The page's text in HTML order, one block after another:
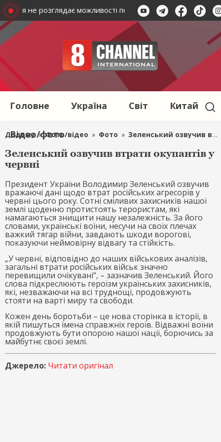
не розглядає можливості повернення Федорова
Головне Україна Світ Китай
Відео/фото
Додому » Фото/відео » Фото » Зеленський озвучив втрати окупантів у червні
Зеленський озвучив втрати окупантів у
червні
Президент України Володимир Зеленський озвучив
вражаючі дані щодо втрат російських агресорів у
червні цього року. Сотні сміливих захисників нашої
землі щоденно протистоять терористам, які
намагаються знищити нашу незалежність. За його
словами, українські воїни, несучи на своїх плечах
важкий тягар війни, завдають шкоди ворогові,
показуючи неймовірну відвагу та стійкість.
„У червні, відповідно до наших військових аналізів,
загальні втрати російських військ значно
перевищили очікувані“, – зазначив Зеленський. Його
слова підкреслюють героїзм українських захисників,
які, незважаючи на всі труднощі, продовжують
стояти на варті миру та свободи.
Кожен день боротьби – це нова сторінка в історії, в
якій пишуться імена справжніх героїв. Відважні воїни
продовжують бути опорою нашої нації, борючись за
майбутнє своєї землі.
Джерело: Читати оригінал